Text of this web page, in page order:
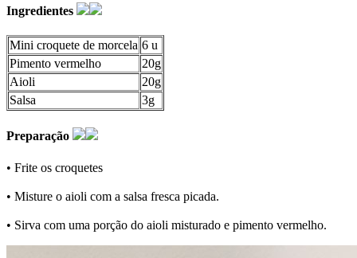
Ingredientes
Mini croquete de morcela 6 u
Pimento vermelho
20g
Aioli
20g
Salsa
3g
Preparação
• Frite os croquetes
• Misture o aioli com a salsa fresca picada.
• Sirva com uma porção do aioli misturado e pimento vermelho.